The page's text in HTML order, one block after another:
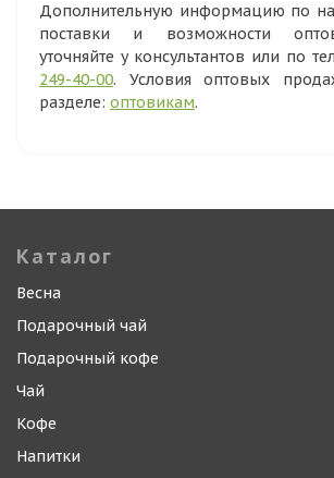
Дополнительную информацию по
поставки и возможности
уточняйте у консультантов или по
249-40-00. Условия оптовых
разделе: оптовикам.
Каталог
Весна
Подарочный чай
Подарочный кофе
Чай
Кофе
Напитки